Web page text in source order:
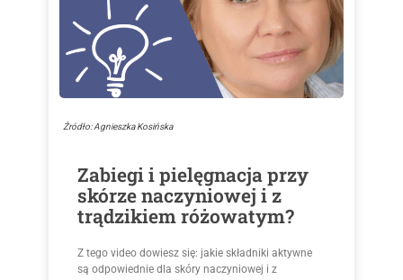
Źródło: Agnieszka Kosińska
Zabiegi i pielęgnacja przy
skórze naczyniowej i z
trądzikiem różowatym?
Z tego video dowiesz się: jakie składniki aktywne
są odpowiednie dla skóry naczyniowej i z